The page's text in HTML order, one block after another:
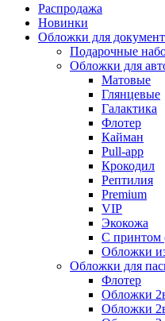
Распродажа
Новинки
Обложки для
Подарочные
Обложки для
Матовые
Глянцевые
Галактика
Флотер
Кайман
Pull-app
Крокодил
Рептилия
Premium
VIP
Экокожа
С принтом
Обложки
Обложки для
Флотер
Обложки
Обложки